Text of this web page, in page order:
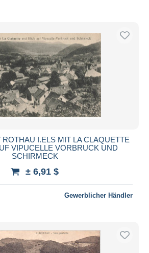
ROTHAU I.ELS MIT LA CLAQUETTE
VIPUCELLE VORBRUCK UND
SCHIRMECK
± 6,91 $
Gewerblicher Händler